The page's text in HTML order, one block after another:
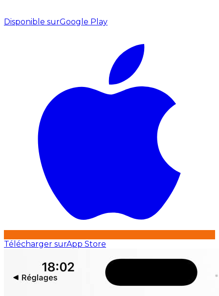
Disponible surGoogle Play
Télécharger surApp Store